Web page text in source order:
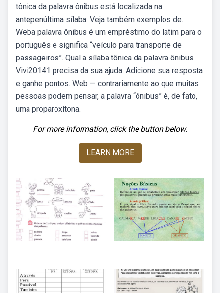
tônica da palavra ônibus está localizada na
antepenúltima sílaba: Veja também exemplos de.
Weba palavra ônibus é um empréstimo do latim para o
português e significa “veículo para transporte de
passageiros”. Qual a sílaba tônica da palavra ônibus.
Vivi20141 precisa da sua ajuda. Adicione sua resposta
e ganhe pontos. Web — contrariamente ao que muitas
pessoas podem pensar, a palavra “ônibus” é, de fato,
uma proparoxítona.
For more information, click the button below.
LEARN MORE